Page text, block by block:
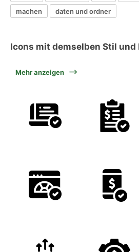
machen
daten und ordner
Icons mit demselben Stil und
Mehr anzeigen